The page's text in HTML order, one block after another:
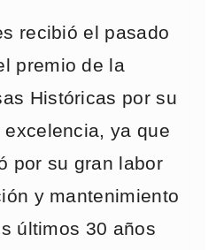
recibió el pasado
premio de la
Históricas por su
ya que
por su gran labor
y mantenimiento
últimos 30 años